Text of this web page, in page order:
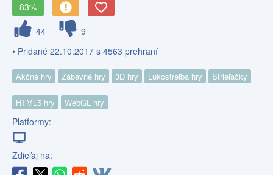
83%
44
9
• Pridané 22.10.2017 s 4563 prehraní
Akčné hry Zábavné hry 3D hry Lukostreľba hry Strieľačky
HTML5 hry WebGL hry
Platformy:
Zdieľaj na: